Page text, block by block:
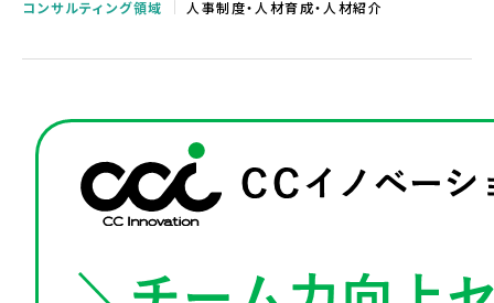
コンサルティング領域 人事制度・人材育成・人材紹介